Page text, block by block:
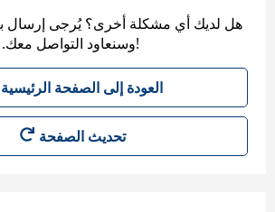
هل لديك أي مشكلة أخرى؟ يُرجى إرسال
وسنعاود التواصل معك. شكرًا على صبرك!
العودة إلى الصفحة الرئيسية
تحديث الصفحة